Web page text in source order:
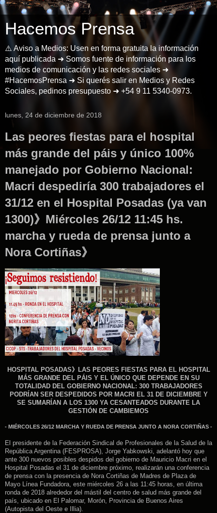
Hacemos Prensa
⚠️ Aviso a Medios: Usen en forma gratuita la información
aquí publicada ➜ Somos fuente de información para los
medios de comunicación y las redes sociales ➜
#HacemosPrensa ➜ Si querés salir en Medios y Redes
Sociales, pedinos presupuesto ➜ +54 9 11 5340-0973.
lunes, 24 de diciembre de 2018
Las peores fiestas para el hospital
más grande del páis y único 100%
manejado por Gobierno Nacional:
Macri despediría 300 trabajadores el
31/12 en el Hospital Posadas (ya van
1300)》Miércoles 26/12 11:45 hs.
marcha y rueda de prensa junto a
Nora Cortiñas》
HOSPITAL POSADAS》LAS PEORES FIESTAS PARA EL HOSPITAL
MÁS GRANDE DEL PÁIS Y EL ÚNICO QUE DEPENDE EN SU
TOTALIDAD DEL GOBIERNO NACIONAL: 300 TRABAJADORES
PODRÍAN SER DESPEDIDOS POR MACRI EL 31 DE DICIEMBRE Y
SE SUMARÍAN A LOS 1300 YA CESANTEADOS DURANTE LA
GESTIÓN DE CAMBIEMOS
- MIÉRCOLES 26/12 MARCHA Y RUEDA DE PRENSA JUNTO A NORA CORTIÑAS -
El presidente de la Federación Sindical de Profesionales de la Salud de la
República Argentina (FESPROSA), Jorge Yabkowski, adelantó hoy que
ante 300 nuevos posibles despidos del gobierno de Mauricio Macri en el
Hospital Posadas el 31 de diciembre próximo, realizarán una conferencia
de prensa con la presencia de Nora Cortiñas de Madres de Plaza de
Mayo Línea Fundadora, este miércoles 26 a las 11:45 horas, en última
ronda de 2018 alrededor del mástil del centro de salud más grande del
país, ubicado en El Palomar, Morón, Provincia de Buenos Aires
(Autopista del Oeste e Illia).